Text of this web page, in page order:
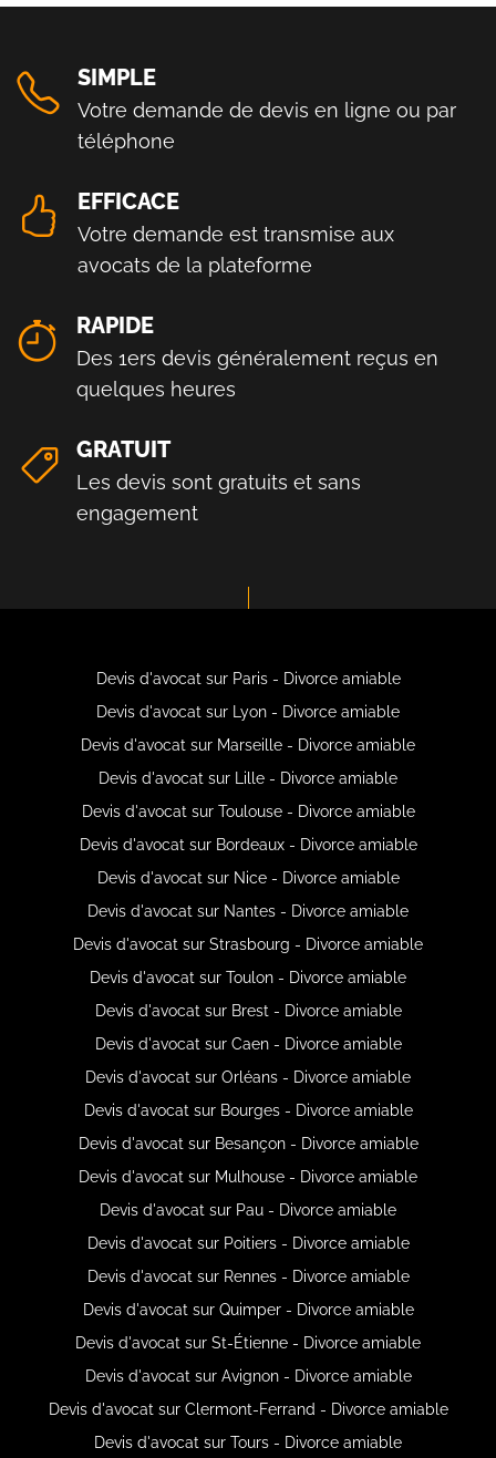
SIMPLE
Votre demande de devis en ligne ou par
téléphone
EFFICACE
Votre demande est transmise aux
avocats de la plateforme
RAPIDE
Des 1ers devis généralement reçus en
quelques heures
GRATUIT
Les devis sont gratuits et sans
engagement
Devis d'avocat sur Paris - Divorce amiable
Devis d'avocat sur Lyon - Divorce amiable
Devis d'avocat sur Marseille - Divorce amiable
Devis d'avocat sur Lille - Divorce amiable
Devis d'avocat sur Toulouse - Divorce amiable
Devis d'avocat sur Bordeaux - Divorce amiable
Devis d'avocat sur Nice - Divorce amiable
Devis d'avocat sur Nantes - Divorce amiable
Devis d'avocat sur Strasbourg - Divorce amiable
Devis d'avocat sur Toulon - Divorce amiable
Devis d'avocat sur Brest - Divorce amiable
Devis d'avocat sur Caen - Divorce amiable
Devis d'avocat sur Orléans - Divorce amiable
Devis d'avocat sur Bourges - Divorce amiable
Devis d'avocat sur Besançon - Divorce amiable
Devis d'avocat sur Mulhouse - Divorce amiable
Devis d'avocat sur Pau - Divorce amiable
Devis d'avocat sur Poitiers - Divorce amiable
Devis d'avocat sur Rennes - Divorce amiable
Devis d'avocat sur Quimper - Divorce amiable
Devis d'avocat sur St-Étienne - Divorce amiable
Devis d'avocat sur Avignon - Divorce amiable
Devis d'avocat sur Clermont-Ferrand - Divorce amiable
Devis d'avocat sur Tours - Divorce amiable